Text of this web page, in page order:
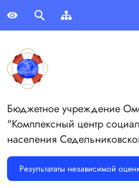
Бюджетное учреждение
"Комплексный центр
населения
Результататы независимой